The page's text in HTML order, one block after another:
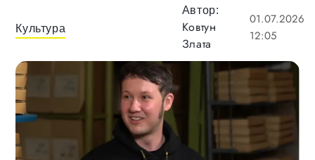
Культура
Автор:
Ковтун
Злата
01.07.2026
12:05